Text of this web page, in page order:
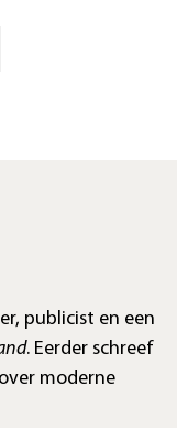
publicist en een
. Eerder schreef
moderne